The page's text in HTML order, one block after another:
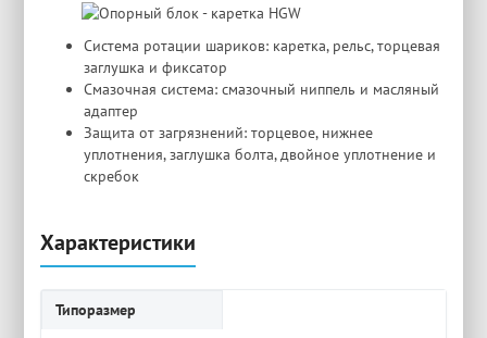
Система ротации шариков: каретка, рельс, торцевая
заглушка и фиксатор
Смазочная система: смазочный ниппель и масляный
адаптер
Защита от загрязнений: торцевое, нижнее
уплотнения, заглушка болта, двойное уплотнение и
скребок
Характеристики
Типоразмер